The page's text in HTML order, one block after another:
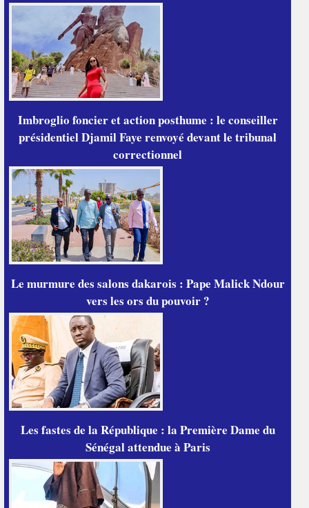
Imbroglio foncier et action posthume : le conseiller
présidentiel Djamil Faye renvoyé devant le tribunal
correctionnel
Le murmure des salons dakarois : Pape Malick Ndour
vers les ors du pouvoir ?
Les fastes de la République : la Première Dame du
Sénégal attendue à Paris